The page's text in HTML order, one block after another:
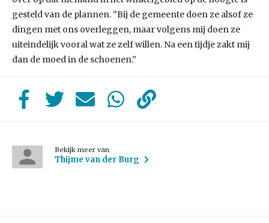
gesteld van de plannen. “Bij de gemeente doen ze alsof ze
dingen met ons overleggen, maar volgens mij doen ze
uiteindelijk vooral wat ze zelf willen. Na een tijdje zakt mij
dan de moed in de schoenen.”
Bekijk meer van
Thijme van der Burg